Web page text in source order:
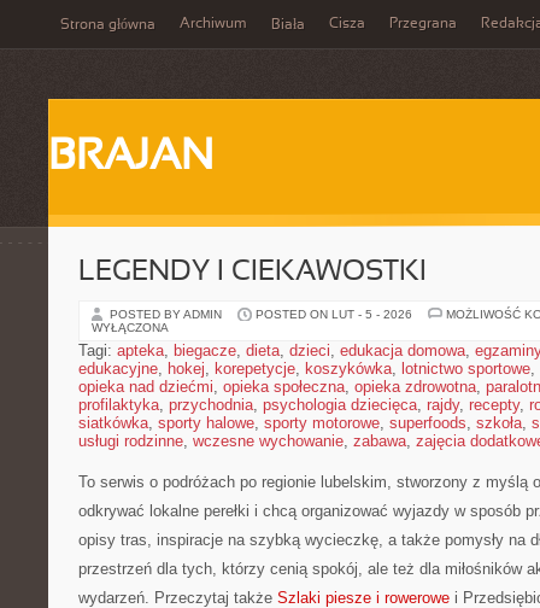
Strona główna Archiwum Biała Cisza Przegrana
BRAJAN
LEGENDY I CIEKAWOSTKI
POSTED BY ADMIN POSTED ON LUT - 5 - 2026
MOŻLIWOŚĆ
WYŁĄCZONA
Tagi: apteka, biegacze, dieta, dzieci, edukacja domowa, egzaminy
edukacyjne, hokej, korepetycje, koszykówka, lotnictwo sportowe,
opieka nad dziećmi, opieka społeczna, opieka zdrowotna,
profilaktyka, przychodnia, psychologia dziecięca, rajdy, recepty,
siatkówka, sporty halowe, sporty motorowe, superfoods, szkoła,
usługi rodzinne, wczesne wychowanie, zabawa, zajęcia
To serwis o podróżach po regionie lubelskim, stworzony z myślą
odkrywać lokalne perełki i chcą organizować wyjazdy w sposób
opisy tras, inspiracje na szybką wycieczkę, a także pomysły na
przestrzeń dla tych, którzy cenią spokój, ale też dla miłośników
wydarzeń. Przeczytaj także Szlaki piesze i rowerowe i